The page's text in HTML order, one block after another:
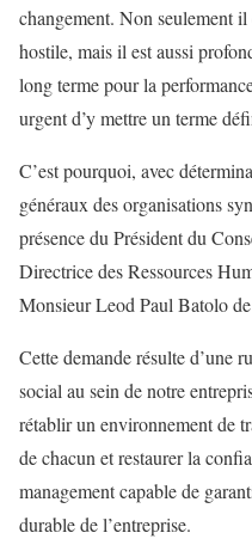
changement. Non seulement
hostile, mais il est aussi
long terme pour la
urgent d’y mettre un terme
C’est pourquoi, avec
généraux des organisations
présence du Président du
Directrice des Ressources
Monsieur Leod Paul Batolo
Cette demande résulte d’une
social au sein de notre
rétablir un environnement de
de chacun et restaurer la
management capable de
durable de l’entreprise.